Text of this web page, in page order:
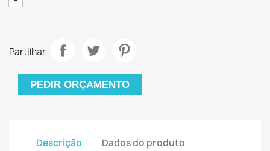
Partilhar
PEDIR ORÇAMENTO
Descrição Dados do produto